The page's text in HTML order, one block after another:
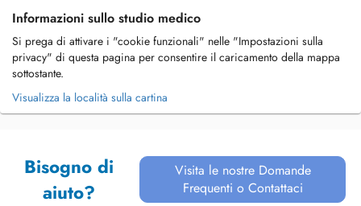
Informazioni sullo studio medico
Si prega di attivare i "cookie funzionali" nelle "Impostazioni sulla
privacy" di questa pagina per consentire il caricamento della mappa
sottostante.
Visualizza la località sulla cartina
Bisogno di
aiuto?
Visita le nostre Domande
Frequenti o Contattaci